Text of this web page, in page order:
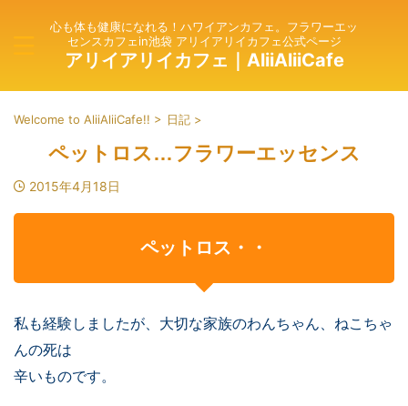
心も体も健康になれる！ハワイアンカフェ。フラワーエッ
センスカフェin池袋 アリイアリイカフェ公式ページ
アリイアリイカフェ｜AliiAliiCafe
Welcome to AliiAliiCafe!! > 日記 >
ペットロス…フラワーエッセンス
2015年4月18日
ペットロス・・
私も経験しましたが、大切な家族のわんちゃん、ねこちゃ
んの死は
辛いものです。